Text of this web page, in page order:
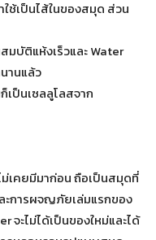
ช้เป็นไส้ในของสมุด ส่วน
บัติแห้งเร็วและ Water
านแล้ว
เป็นเซลลูโลสจาก
เคยมีมาก่อน ถือเป็นสมุดที่
ะการผจญภัยเล่มแรกของ
จะไม่ได้เป็นของใหม่และได้